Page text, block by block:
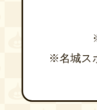
名城ス